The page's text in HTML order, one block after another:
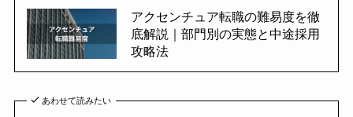
アクセンチュア転職の難易度を徹
底解説｜部門別の実態と中途採用
攻略法
あわせて読みたい